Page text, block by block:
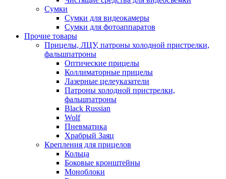
Сумки
Сумки для видеокамеры
Сумки для фотоаппаратов
Прочие товары
Прицелы, ЛЦУ, патроны холодной пристрелки,
фальшпатроны
Оптические прицелы
Коллиматорные прицелы
Лазерные целеуказатели
Патроны холодной пристрелки,
фальшпатроны
Black Russian
Wolf
Пневматика
Храбрый Заяц
Крепления для прицелов
Кольца
Боковые кронштейны
Моноблоки